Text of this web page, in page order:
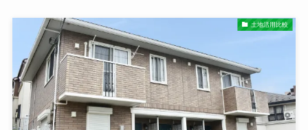
土地活用比較